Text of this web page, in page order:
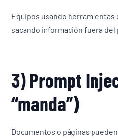
Equipos usando herramientas
sacando información fuera
3) Prompt
“manda”)
Documentos o páginas